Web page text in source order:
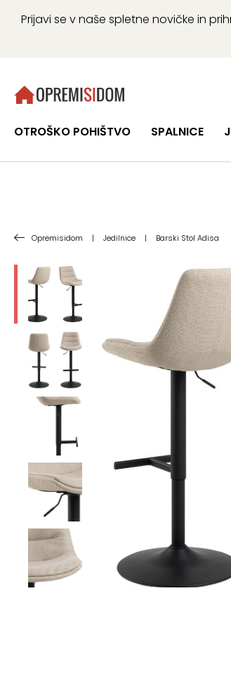
Prijavi se v naše spletne novičke in
OTROŠKO POHIŠTVO SPALNICE
Opremisidom | Jedilnice | Barski Stol Adisa